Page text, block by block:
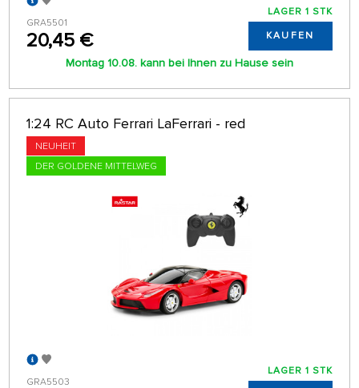
GRA5501
20,45 €
LAGER 1 STK
KAUFEN
Montag 10.08. kann bei Ihnen zu Hause sein
1:24 RC Auto Ferrari LaFerrari - red
NEUHEIT
DER GOLDENE MITTELWEG
GRA5503
LAGER 1 STK